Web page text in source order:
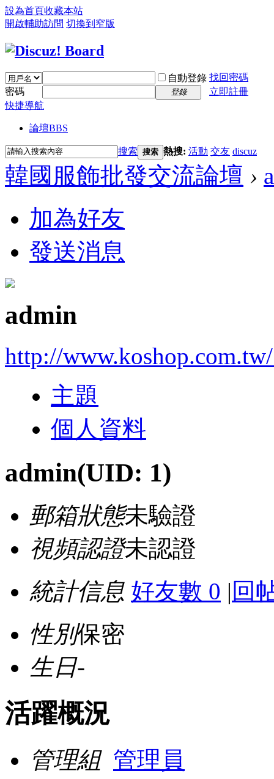
設為首頁收藏本站
開啟輔助訪問 切換到窄版
自動登錄 找回密碼
密碼
登錄
立即註冊
快捷導航
論壇BBS
搜索 搜索 熱搜: 活動 交友 discuz
韓國服飾批發交流論壇 ›
加為好友
發送消息
admin
http://
主題
個人資料
admin(UID: 1)
郵箱狀態未驗證
視頻認證未認證
統計信息 好友數 0 | 回
性別保密
生日-
活躍概況
管理組 管理員